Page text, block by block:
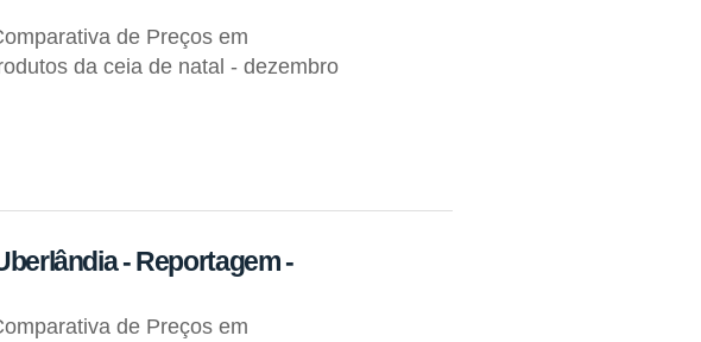
de Preços em
da ceia de natal - dezembro
- Reportagem -
de Preços em